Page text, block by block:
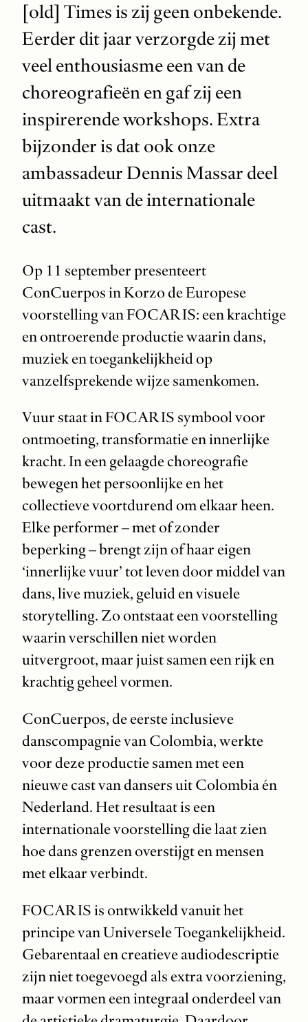
[old] Times is zij geen onbekende.
Eerder dit jaar verzorgde zij met
veel enthousiasme een van de
choreografieën en gaf zij een
inspirerende workshops. Extra
bijzonder is dat ook onze
ambassadeur Dennis Massar deel
uitmaakt van de internationale
cast.
Op 11 september presenteert
ConCuerpos in Korzo de Europese
voorstelling van FOCARIS: een krachtige
en ontroerende productie waarin dans,
muziek en toegankelijkheid op
vanzelfsprekende wijze samenkomen.
Vuur staat in FOCARIS symbool voor
ontmoeting, transformatie en innerlijke
kracht. In een gelaagde choreografie
bewegen het persoonlijke en het
collectieve voortdurend om elkaar heen.
Elke performer – met of zonder
beperking – brengt zijn of haar eigen
‘innerlijke vuur’ tot leven door middel van
dans, live muziek, geluid en visuele
storytelling. Zo ontstaat een voorstelling
waarin verschillen niet worden
uitvergroot, maar juist samen een rijk en
krachtig geheel vormen.
ConCuerpos, de eerste inclusieve
danscompagnie van Colombia, werkte
voor deze productie samen met een
nieuwe cast van dansers uit Colombia én
Nederland. Het resultaat is een
internationale voorstelling die laat zien
hoe dans grenzen overstijgt en mensen
met elkaar verbindt.
FOCARIS is ontwikkeld vanuit het
principe van Universele Toegankelijkheid.
Gebarentaal en creatieve audiodescriptie
zijn niet toegevoegd als extra voorziening,
maar vormen een integraal onderdeel van